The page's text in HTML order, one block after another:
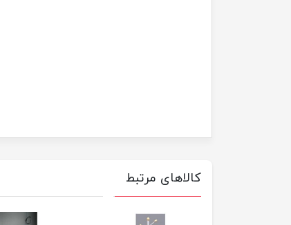
کالاهای مرتبط